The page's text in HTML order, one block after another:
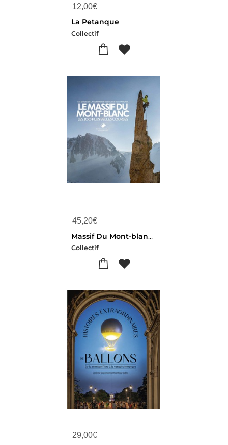
12,00€
La Petanque
Collectif
45,20€
Massif Du Mont-blanc, Les 100 Plus Belles Courses
Collectif
29,00€